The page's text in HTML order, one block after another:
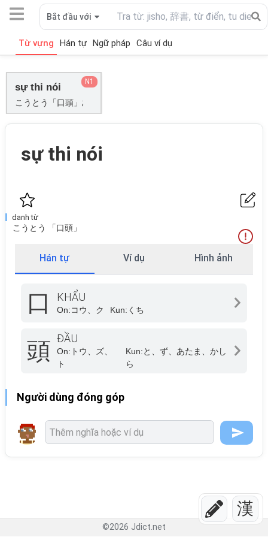
漢
Bắt đầu với
Từ vựng Hán tự Ngữ pháp Câu ví dụ
sự thi nói
こうとう「口頭」;
N1
sự thi nói
danh từ
こうとう 「口頭」
Hán tự Ví dụ Hình ảnh
口 KHẨU
On:コウ、ク Kun: くち
頭 ĐẦU
On: トウ、ズ、
ト
Kun:と、ず、あたま、かし
ら
Người dùng đóng góp
©2026 Jdict.net